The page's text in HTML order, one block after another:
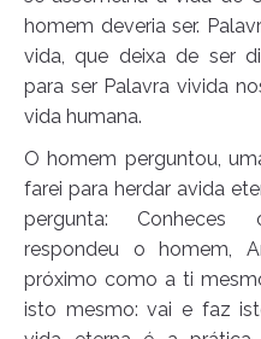
homem deveria ser.
vida, que deixa de ser
para ser Palavra vivida
vida humana.
O homem perguntou,
farei para herdar avida
pergunta: Conheces
respondeu o homem,
próximo como a ti
isto mesmo: vai e faz